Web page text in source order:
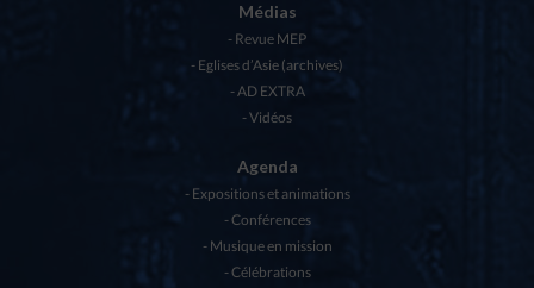
Médias
Revue MEP
Eglises d’Asie (archives)
AD EXTRA
Vidéos
Agenda
Expositions et animations
Conférences
Musique en mission
Célébrations